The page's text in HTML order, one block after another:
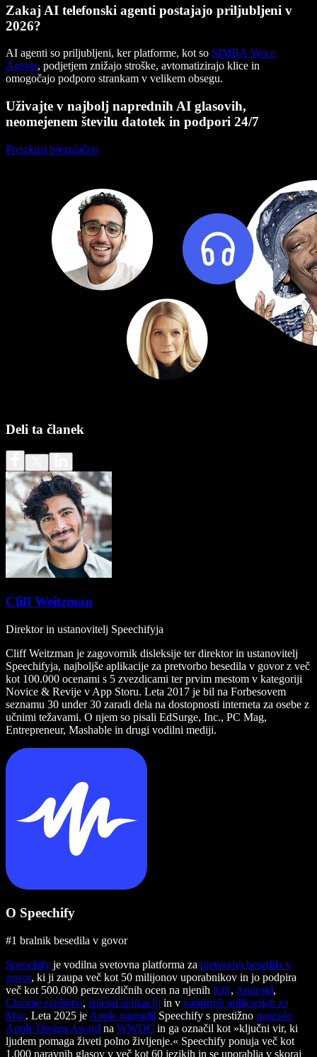
Zakaj AI telefonski agenti postajajo priljubljeni v
2026?
AI agenti so priljubljeni, ker platforme, kot so SIMBA Voice
Agents, podjetjem znižajo stroške, avtomatizirajo klice in
omogočajo podporo strankam v velikem obsegu.
Uživajte v najbolj naprednih AI glasovih,
neomejenem številu datotek in podpori 24/7
Preizkusi brezplačno
Deli ta članek
Cliff Weitzman
Direktor in ustanovitelj Speechifyja
Cliff Weitzman je zagovornik disleksije ter direktor in ustanovitelj
Speechifyja, najboljše aplikacije za pretvorbo besedila v govor z več
kot 100.000 ocenami s 5 zvezdicami ter prvim mestom v kategoriji
Novice & Revije v App Storu. Leta 2017 je bil na Forbesovem
seznamu 30 under 30 zaradi dela na dostopnosti interneta za osebe z
učnimi težavami. O njem so pisali EdSurge, Inc., PC Mag,
Entrepreneur, Mashable in drugi vodilni mediji.
O Speechify
#1 bralnik besedila v govor
Speechify je vodilna svetovna platforma za pretvorbo besedila v
govor, ki ji zaupa več kot 50 milijonov uporabnikov in jo podpira
več kot 500.000 petzvezdičnih ocen na njenih iOS, Android,
Chrome razširitvi, spletni aplikaciji in v namiznih aplikacijah za
Mac. Leta 2025 je Apple nagradil Speechify s prestižno nagrado
Apple Design Award na WWDC in ga označil kot »ključni vir, ki
ljudem pomaga živeti polno življenje.« Speechify ponuja več kot
1.000 naravnih glasov v več kot 60 jezikih in se uporablja v skoraj